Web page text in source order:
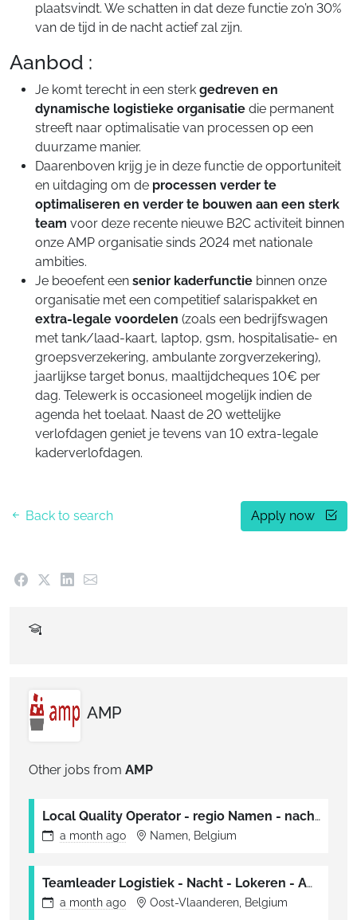
plaatsvindt. We schatten in dat deze functie zo’n 30%
van de tijd in de nacht actief zal zijn.
Aanbod :
Je komt terecht in een sterk gedreven en
dynamische logistieke organisatie die permanent
streeft naar optimalisatie van processen op een
duurzame manier.
Daarenboven krijg je in deze functie de opportuniteit
en uitdaging om de processen verder te
optimaliseren en verder te bouwen aan een sterk
team voor deze recente nieuwe B2C activiteit binnen
onze AMP organisatie sinds 2024 met nationale
ambities.
Je beoefent een senior kaderfunctie binnen onze
organisatie met een competitief salarispakket en
extra-legale voordelen (zoals een bedrijfswagen
met tank/laad-kaart, laptop, gsm, hospitalisatie- en
groepsverzekering, ambulante zorgverzekering),
jaarlijkse target bonus, maaltijdcheques 10€ per
dag. Telewerk is occasioneel mogelijk indien de
agenda het toelaat. Naast de 20 wettelijke
verlofdagen geniet je tevens van 10 extra-legale
kaderverlofdagen.
Back to search Apply now
AMP
Other jobs from AMP
Local Quality Operator - regio Namen - nachtshift - voor AMP (Bpost company)
a month ago Namen, Belgium
Teamleader Logistiek - Nacht - Lokeren - AMP (Bpost company)
a month ago Oost-Vlaanderen, Belgium